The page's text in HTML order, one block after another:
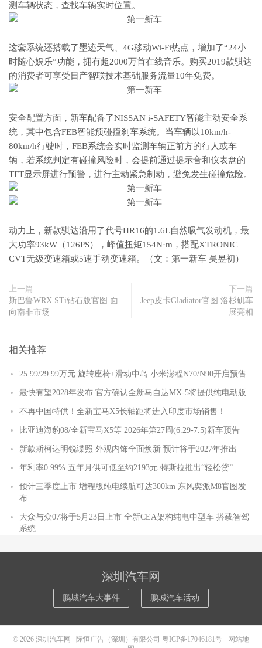
测车辆状态，查找车辆实时位置。
这套系统还搭载了墨迹天气、4G移动Wi-Fi热点，增加了“24小
时随心娱乐”功能，拥有超2000万首在线音乐。购买2019款骐达
的消费者可享受日产智联技术基础服务流量10年免费。
安全配置方面，新车配备了NISSAN i-SAFETY智能主动安全系
统，其中包含FEB智能预碰撞刹车系统。当车辆以10km/h-
80km/h行驶时，FEB系统会实时监测车辆正前方的行人或车
辆，若系统判定有碰撞风险时，会提前通过提示音和仪表盘的
TFT显示屏进行预警，进行主动紧急制动，避免发生碰撞危险。
动力上，新款骐达沿用了代号HR16的1.6L自然吸气发动机，最
大功率93kW（126PS），峰值扭矩154N·m，搭配XTRONIC
CVT无级变速箱或5速手动变速箱。（文：第一新车 吴昱初）
上一篇
斯巴鲁WRX STi钻石版官图 面
向南非市场
下一篇
Jeep皮卡Gladiator官图 洛杉矶车
展亮相
相关推荐
25.99/29.99万元 旋转座椅+滑动中岛 小米澎程N70/N90开启预售
最快有望2028年发布 官方确认全新马自达MX-5将提供纯电动版
不再中国特供！全新宝马X5长轴距将进入印度市场销售！
比亚迪海豹08/全新宝马X5等 2026年第27周(6.29-7.5)新车预告
新款斯柯达明锐谍照 外观内饰全面焕新 预计将于2027年推出
年利率0.99% 五年月供可低至约2193元 特斯拉推出“轻松贷”
预计三季度上市 增程版纯电续航可达300km 东风奕派M8官图发
布
大众与众07将于5月23日上市 全新CEA架构纯电中型车 搭载智驾
系统
深圳汽车网
鹏城汽车大事件 鹏城汽车活动
© 2026 深圳汽车网 际恒广告（深圳）有限公司 粤ICP备17046181号 - 网站地